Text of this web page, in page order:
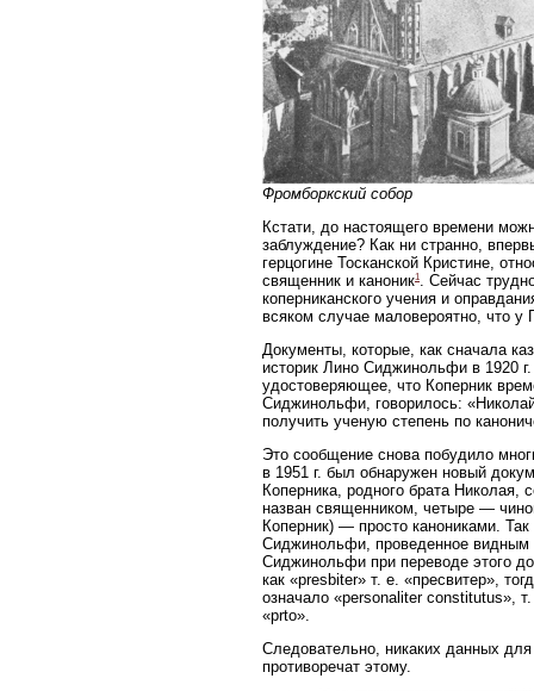
Фромборкский собор
Кстати, до настоящего времени
заблуждение? Как ни странно,
герцогине Тосканской Кристине,
священник и каноник1 . Сейчас
коперниканского учения и
всяком случае маловероятно, что у
Документы, которые, как сначала
историк Лино Сиджинольфи в 1920
удостоверяющее, что Коперник
Сиджинольфи, говорилось:
получить ученую степень по
Это сообщение снова побудило
в 1951 г. был обнаружен новый
Коперника, родного брата Николая,
назван священником, четыре —
Коперник) — просто канониками.
Сиджинольфи, проведенное видным
Сиджинольфи при переводе этого
как «presbiter» т. е. «пресвитер»,
означало «personaliter constitutus»,
«prto».
Следовательно, никаких данных
противоречат этому.